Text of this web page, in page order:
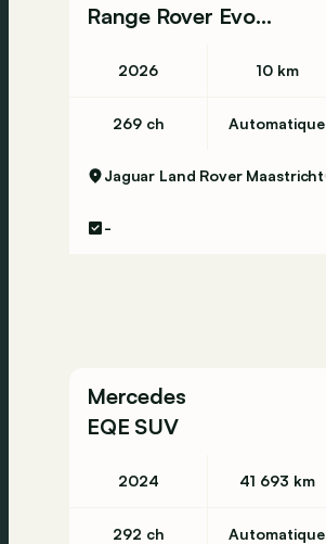
Range Rover Evoque
2026 10 km
269 ch Automatique
Jaguar Land Rover Maastricht
-
Mercedes
EQE SUV
2024 41 693 km
292 ch Automatique